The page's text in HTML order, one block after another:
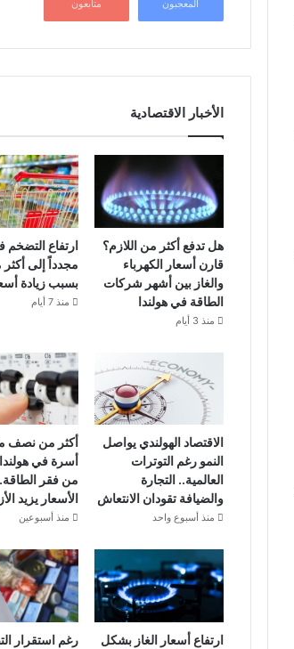
المعجبون متابعون
الأخبار الاقتصادية
هل تدفع أكثر من اللازم؟
قارن أسعار الكهرباء
والغاز بين أشهر شركات
الطاقة في هولندا
منذ 3 أيام
ارتفاع التضخم
بسبب زيادة
منذ 7 أيام
الاقتصاد الهولندي يواصل
النمو رغم التوترات
العالمية.. التجارة
والضيافة تقودان الانتعاش
منذ أسبوع واحد
أكثر من نصف
أسرة في
من فقر
الأسعار يزيد
منذ أسبوعين
ارتفاع أسعار الغاز بشكل
رغم استقرار